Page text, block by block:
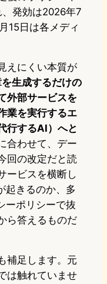
発効は2026年7
15日は各メディ
えにくい本質が
生成するだけの
外部サービスを
業を実行するエ
行するAI）へと
わせて、デー
回の改定だと読
ービスを横断し
起きるのか、多
ーポリシーで抜
ら答えるものだ
補足します。元
は触れていませ